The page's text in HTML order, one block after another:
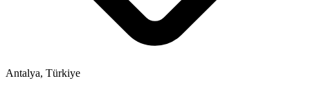
Antalya, Türkiye